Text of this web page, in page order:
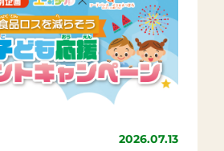
2026.07.13